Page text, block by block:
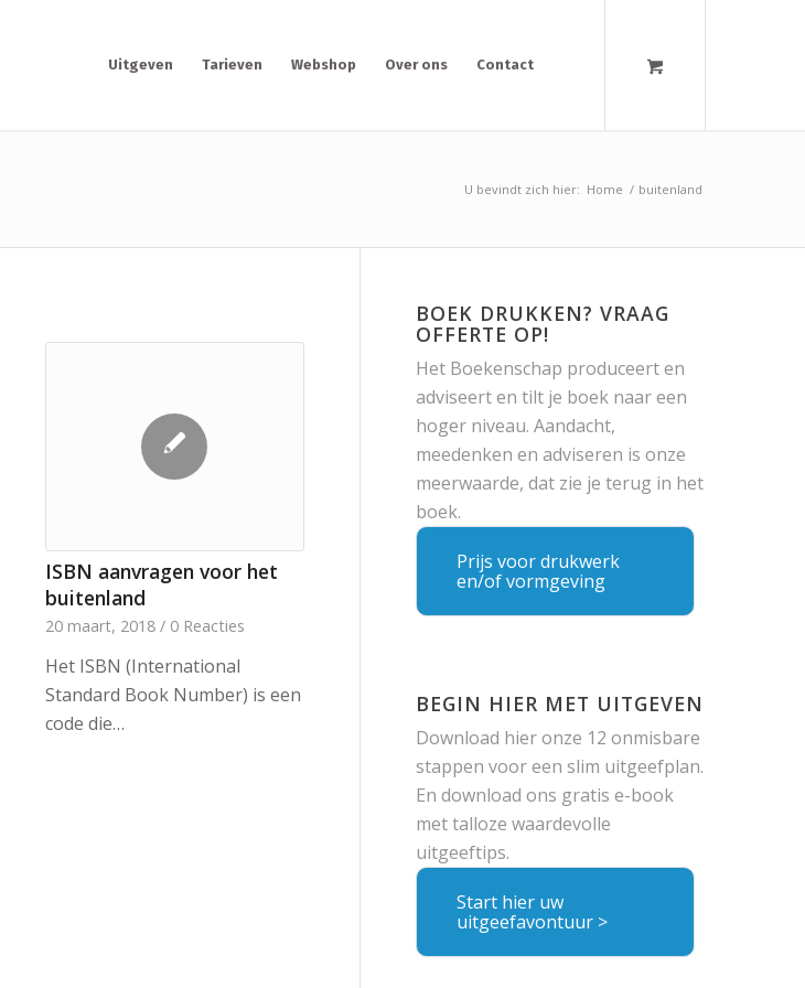
Uitgeven Tarieven Webshop Over ons Contact
U bevindt zich hier: Home / buitenland
ISBN aanvragen voor het
buitenland
20 maart, 2018 / 0 Reacties
Het ISBN (International
Standard Book Number) is een
code die…
BOEK DRUKKEN? VRAAG
OFFERTE OP!
Het Boekenschap produceert en
adviseert en tilt je boek naar een
hoger niveau. Aandacht,
meedenken en adviseren is onze
meerwaarde, dat zie je terug in het
boek.
Prijs voor drukwerk
en/of vormgeving
BEGIN HIER MET UITGEVEN
Download hier onze 12 onmisbare
stappen voor een slim uitgeefplan.
En download ons gratis e-book
met talloze waardevolle
uitgeeftips.
Start hier uw
uitgeefavontuur >